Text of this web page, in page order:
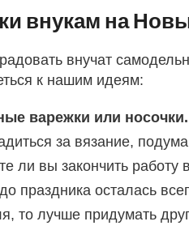
внукам на
внучат
к нашим идеям:
варежки или носочки.
за вязание,
ли вы закончить работу
праздника осталась
то лучше придумать